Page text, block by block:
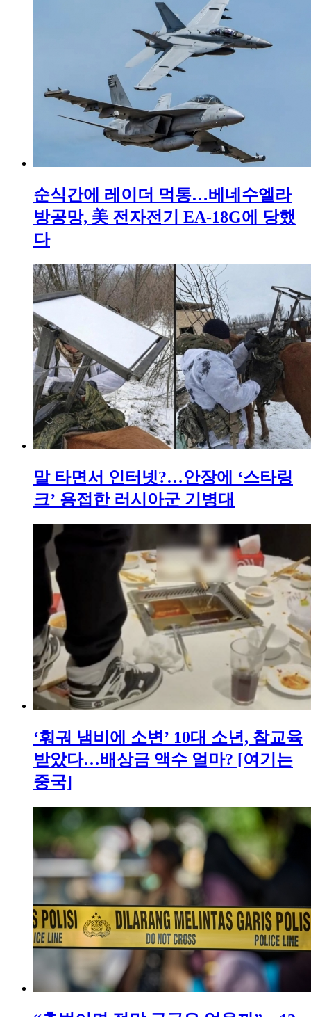
순식간에 레이더 먹통…베네수엘라
방공망, 美 전자전기 EA-18G에 당했
다
말 타면서 인터넷?…안장에 ‘스타링
크’ 용접한 러시아군 기병대
‘훠궈 냄비에 소변’ 10대 소년, 참교육
받았다…배상금 액수 얼마? [여기는
중국]